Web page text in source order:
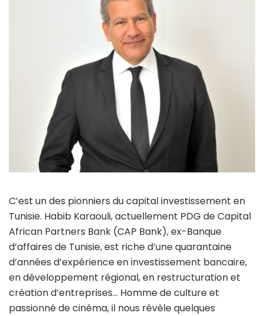
C’est un des pionniers du capital investissement en
Tunisie. Habib Karaouli, actuellement PDG de Capital
African Partners Bank (CAP Bank), ex-Banque
d’affaires de Tunisie, est riche d’une quarantaine
d’années d’expérience en investissement bancaire,
en développement régional, en restructuration et
création d’entreprises… Homme de culture et
passionné de cinéma, il nous révèle quelques